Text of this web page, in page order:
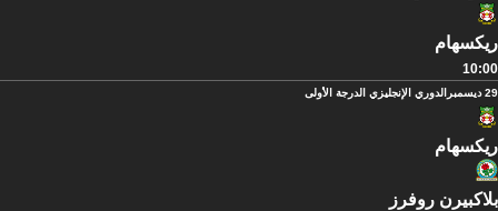
ريكسهام
10:00
29 ديسمبر الدوري الإنجليزي الدرجة الأولى
ريكسهام
بلاكبيرن روفرز